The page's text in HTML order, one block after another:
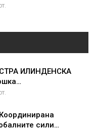
ИЛИНДЕНСКА
сили…